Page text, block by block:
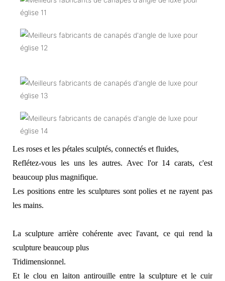
Les roses et les pétales sculptés, connectés et fluides,
Reflétez-vous les uns les autres. Avec l'or 14 carats, c'est
beaucoup plus magnifique.
Les positions entre les sculptures sont polies et ne rayent pas
les mains.
La sculpture arrière cohérente avec l'avant, ce qui rend la
sculpture beaucoup plus
Tridimensionnel.
Et le clou en laiton antirouille entre la sculpture et le cuir